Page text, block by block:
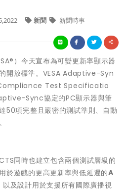
新聞 新聞時事
）今天宣布為可變更新率顯示器
開放標準。VESA Adaptive-Syn
Test Specificatio
Sync協定的PC顯示器與筆
50項完整且嚴密的測試準則、自動
同時也建立包含兩個測試層級的
於遊戲的更高更新率與低延遲的A
以及設計用於支援所有國際廣播視